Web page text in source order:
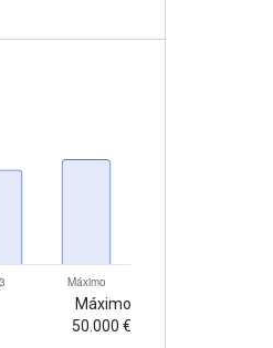
Máximo
50.000 €